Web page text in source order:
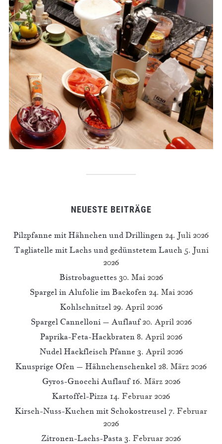
NEUESTE BEITRÄGE
Pilzpfanne mit Hähnchen und Drillingen 24. Juli 2026
Tagliatelle mit Lachs und gedünstetem Lauch 5. Juni
2026
Bistrobaguettes 30. Mai 2026
Spargel in Alufolie im Backofen 24. Mai 2026
Kohlschnitzel 29. April 2026
Spargel Cannelloni – Auflauf 20. April 2026
Paprika-Feta-Hackbraten 8. April 2026
Nudel Hackfleisch Pfanne 3. April 2026
Knusprige Ofen – Hähnchenschenkel 28. März 2026
Gyros-Gnocchi Auflauf 16. März 2026
Kartoffel-Pizza 14. Februar 2026
Kirsch-Nuss-Kuchen mit Schokostreusel 7. Februar
2026
Zitronen-Lachs-Pasta 3. Februar 2026